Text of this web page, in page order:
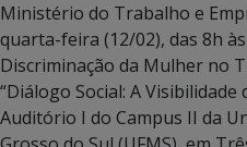
Ministério do Trabalho e
quarta-feira (12/02), das 8h às
Discriminação da Mulher no
“Diálogo Social: A
Auditório I do Campus II da